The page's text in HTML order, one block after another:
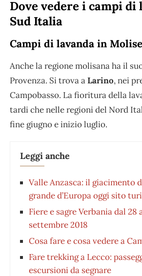
Dove vedere i campi di
Sud Italia
Campi di lavanda in Molise
Anche la regione molisana ha il
Provenza. Si trova aLarino, nei
Campobasso. La fioritura della
tardi che nelle regioni del Nord
fine giugno e inizio luglio.
Leggi anche
Valle Anzasca: il giacimento
grande d’Europa oggi sito
Fiere e sagre Verbania dal 28
settembre 2018
Cosa fare e cosa vedere a
Fare trekking a Lecco:
escursioni da segnare